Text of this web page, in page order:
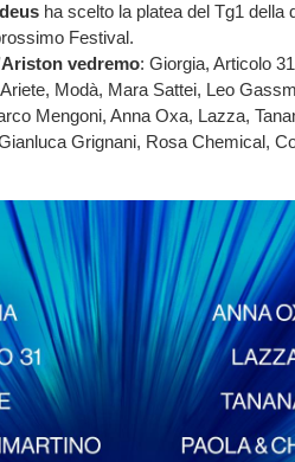
ha scelto la platea del Tg1 della
Festival.
vedremo: Giorgia, Articolo
Modà, Mara Sattei, Leo
Mengoni, Anna Oxa, Lazza,
Grignani, Rosa Chemical,